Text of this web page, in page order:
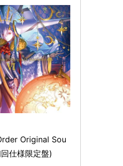
Original Sou
仕様限定盤)